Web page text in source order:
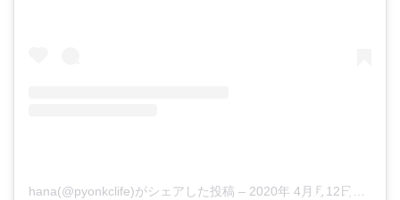
hana(@pyonkclife)がシェアした投稿 – 2020年 4月月12日午後8時09分PDT